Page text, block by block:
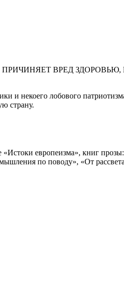
ВРЕД
и некоего лобового
страну.
европеизма», книг
по поводу», «От